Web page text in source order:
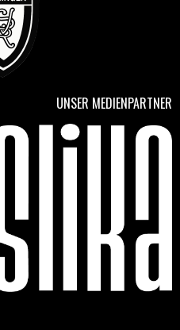
UNSER MEDIENPARTNER